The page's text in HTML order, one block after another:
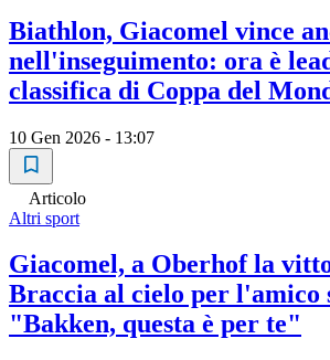
Biathlon, Giacomel vince
nell'inseguimento: ora è
classifica di Coppa del
10 Gen 2026 - 13:07
Articolo
Altri sport
Giacomel, a Oberhof la
Braccia al cielo per l'amico
"Bakken, questa è per te"